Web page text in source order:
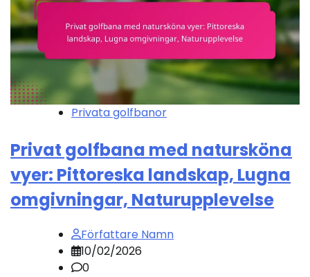
Privata golfbanor
Privat golfbana med natursköna
vyer: Pittoreska landskap, Lugna
omgivningar, Naturupplevelse
Författare Namn
10/02/2026
0